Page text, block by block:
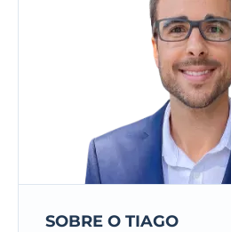
SOBRE O TIAGO